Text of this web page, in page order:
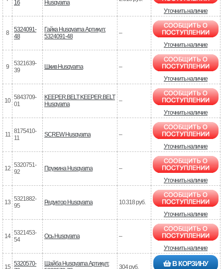
16
Husqvarna
Уточнить наличие
8
5324091-
48
Гайка Husqvarna Артикул:
5324091-48
–
Уточнить наличие
9
5321639-
39
Шкив Husqvarna
–
Уточнить наличие
10 5843709-
01
KEEPER.BELT KEEPER.BELT
Husqvarna
–
Уточнить наличие
11 8175410-
11
SCREW Husqvarna
–
Уточнить наличие
12 5320751-
92
Пружина Husqvarna
–
Уточнить наличие
13 5321882-
95
Редуктор Husqvarna
10.318 руб.
Уточнить наличие
14 5321453-
54
Ось Husqvarna
–
Уточнить наличие
15 5320570-
Шайба Husqvarna Артикул:
304 руб. В КОРЗИНУ